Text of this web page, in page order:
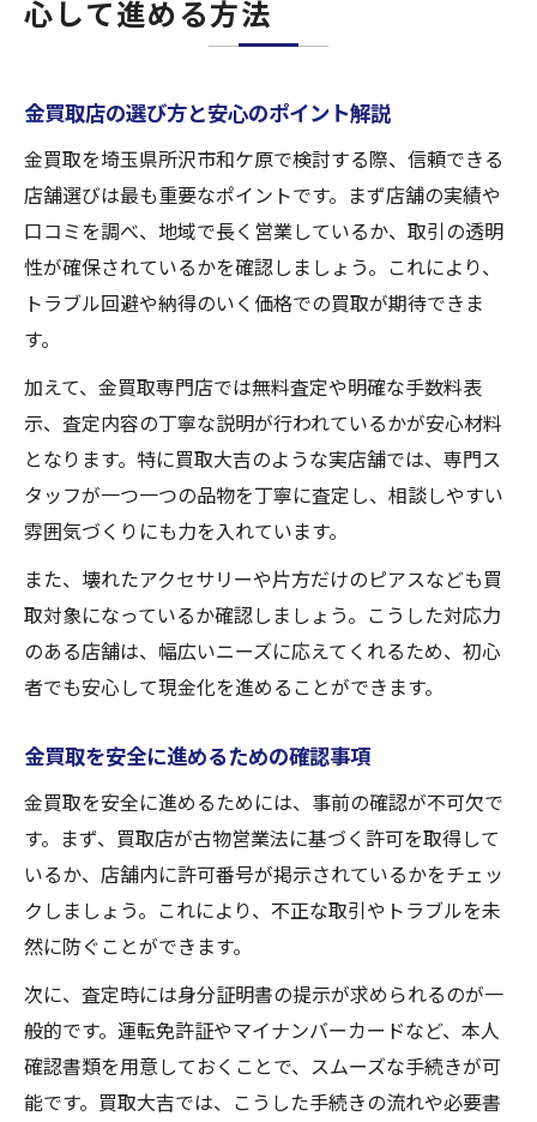
心して進める方法
金買取店の選び方と安心のポイント解説
金買取を埼玉県所沢市和ケ原で検討する際、信頼できる
店舗選びは最も重要なポイントです。まず店舗の実績や
口コミを調べ、地域で長く営業しているか、取引の透明
性が確保されているかを確認しましょう。これにより、
トラブル回避や納得のいく価格での買取が期待できま
す。
加えて、金買取専門店では無料査定や明確な手数料表
示、査定内容の丁寧な説明が行われているかが安心材料
となります。特に買取大吉のような実店舗では、専門ス
タッフが一つ一つの品物を丁寧に査定し、相談しやすい
雰囲気づくりにも力を入れています。
また、壊れたアクセサリーや片方だけのピアスなども買
取対象になっているか確認しましょう。こうした対応力
のある店舗は、幅広いニーズに応えてくれるため、初心
者でも安心して現金化を進めることができます。
金買取を安全に進めるための確認事項
金買取を安全に進めるためには、事前の確認が不可欠で
す。まず、買取店が古物営業法に基づく許可を取得して
いるか、店舗内に許可番号が掲示されているかをチェッ
クしましょう。これにより、不正な取引やトラブルを未
然に防ぐことができます。
次に、査定時には身分証明書の提示が求められるのが一
般的です。運転免許証やマイナンバーカードなど、本人
確認書類を用意しておくことで、スムーズな手続きが可
能です。買取大吉では、こうした手続きの流れや必要書